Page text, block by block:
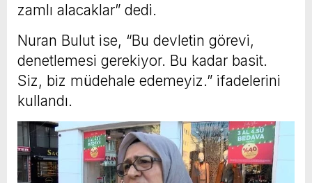
zamlı alacaklar” dedi.
Nuran Bulut ise, “Bu devletin görevi,
denetlemesi gerekiyor. Bu kadar basit.
Siz, biz müdehale edemeyiz.” ifadelerini
kullandı.